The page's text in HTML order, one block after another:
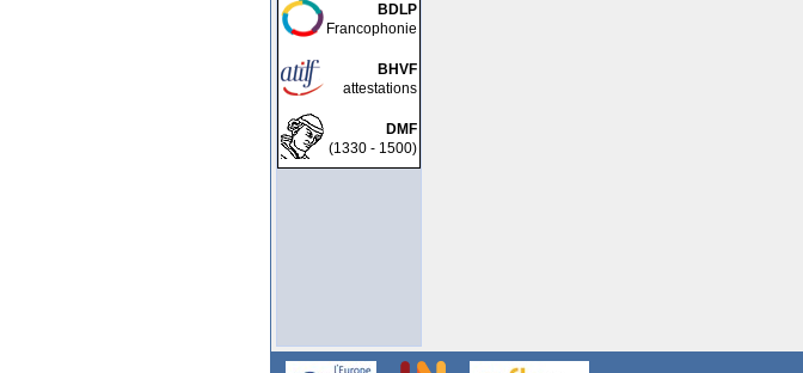
BDLP
Francophonie
BHVF
attestations
DMF
(1330 - 1500)